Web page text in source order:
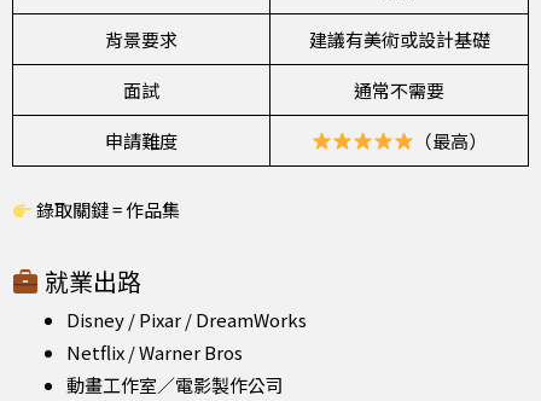
背景要求
建議有美術或設計基礎
面試
通常不需要
申請難度
（最高）
錄取關鍵 = 作品集
就業出路
Disney / Pixar / DreamWorks
Netflix / Warner Bros
動畫工作室／電影製作公司